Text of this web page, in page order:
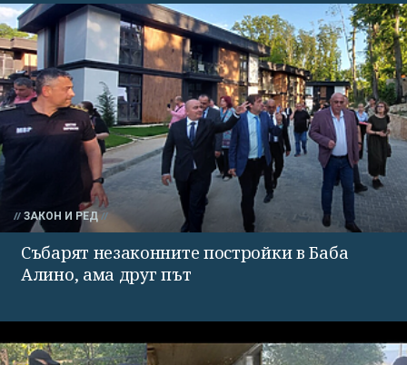
ЗАКОН И РЕД
Събарят незаконните постройки в Баба
Алино, ама друг път